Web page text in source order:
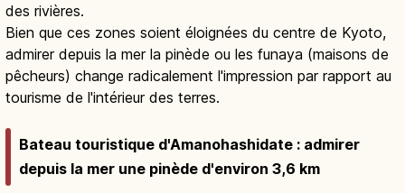
des rivières.
Bien que ces zones soient éloignées du centre de Kyoto,
admirer depuis la mer la pinède ou les funaya (maisons de
pêcheurs) change radicalement l'impression par rapport au
tourisme de l'intérieur des terres.
Bateau touristique d'Amanohashidate : admirer
depuis la mer une pinède d'environ 3,6 km